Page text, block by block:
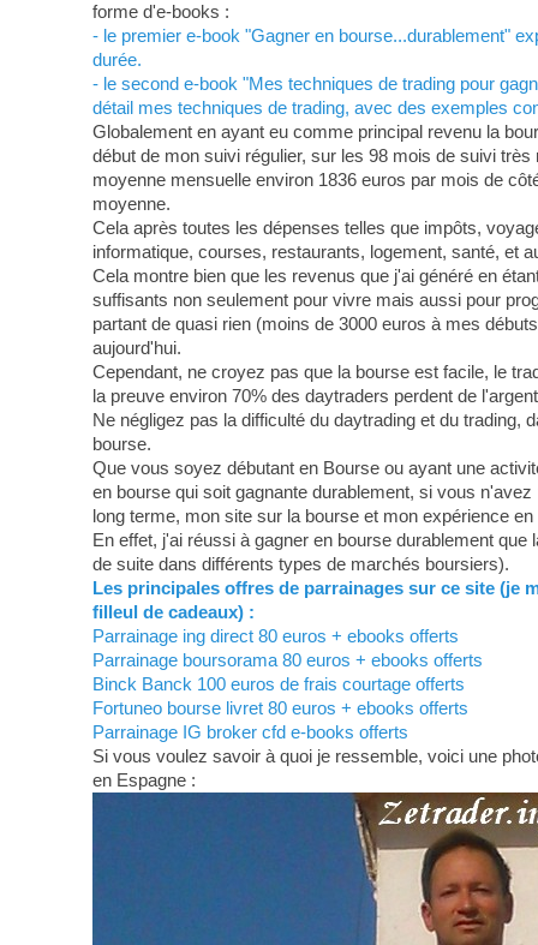
forme d'e-books :
- le premier e-book "Gagner en bourse...durablement"
durée.
- le second e-book "Mes techniques de trading pour
détail mes techniques de trading, avec des exemples
Globalement en ayant eu comme principal revenu la
début de mon suivi régulier, sur les 98 mois de suivi
moyenne mensuelle environ 1836 euros par mois de
moyenne.
Cela après toutes les dépenses telles que impôts,
informatique, courses, restaurants, logement, santé, et
Cela montre bien que les revenus que j'ai généré en
suffisants non seulement pour vivre mais aussi pour
partant de quasi rien (moins de 3000 euros à mes
aujourd'hui.
Cependant, ne croyez pas que la bourse est facile, le
la preuve environ 70% des daytraders perdent de
Ne négligez pas la difficulté du daytrading et du trading,
bourse.
Que vous soyez débutant en Bourse ou ayant une
en bourse qui soit gagnante durablement, si vous
long terme, mon site sur la bourse et mon expérience
En effet, j'ai réussi à gagner en bourse durablement
de suite dans différents types de marchés boursiers).
Les principales offres de parrainages sur ce site (je
filleul de cadeaux) :
Parrainage ing direct 80 euros + ebooks offerts
Parrainage boursorama 80 euros + ebooks offerts
Binck Banck 100 euros de frais courtage offerts
Fortuneo bourse livret 80 euros + ebooks offerts
Parrainage IG broker cfd e-books offerts
Si vous voulez savoir à quoi je ressemble, voici une
en Espagne :